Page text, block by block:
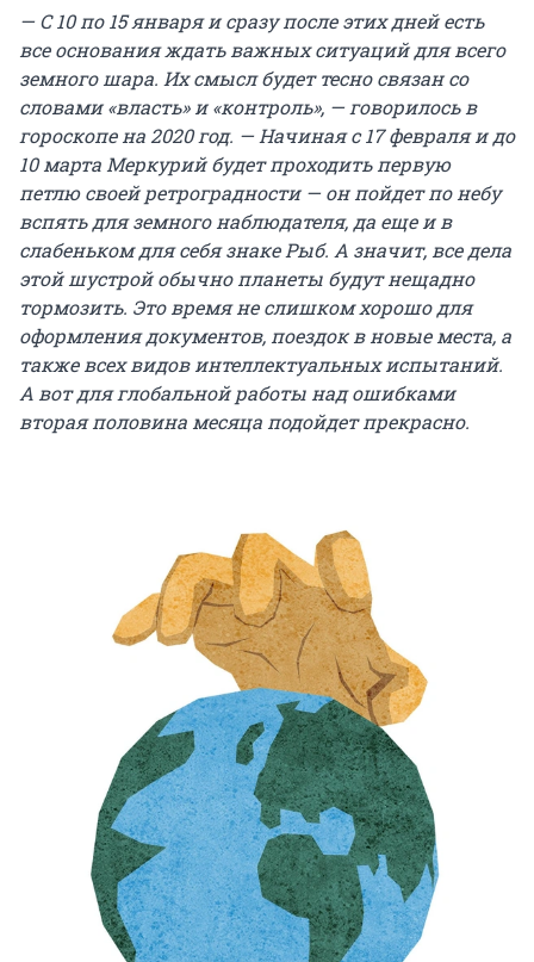
— С 10 по 15 января и сразу после этих дней есть
все основания ждать важных ситуаций для всего
земного шара. Их смысл будет тесно связан со
словами «власть» и «контроль», — говорилось в
гороскопе на 2020 год. — Начиная с 17 февраля и до
10 марта Меркурий будет проходить первую
петлю своей ретроградности — он пойдет по небу
вспять для земного наблюдателя, да еще и в
слабеньком для себя знаке Рыб. А значит, все дела
этой шустрой обычно планеты будут нещадно
тормозить. Это время не слишком хорошо для
оформления документов, поездок в новые места, а
также всех видов интеллектуальных испытаний.
А вот для глобальной работы над ошибками
вторая половина месяца подойдет прекрасно.